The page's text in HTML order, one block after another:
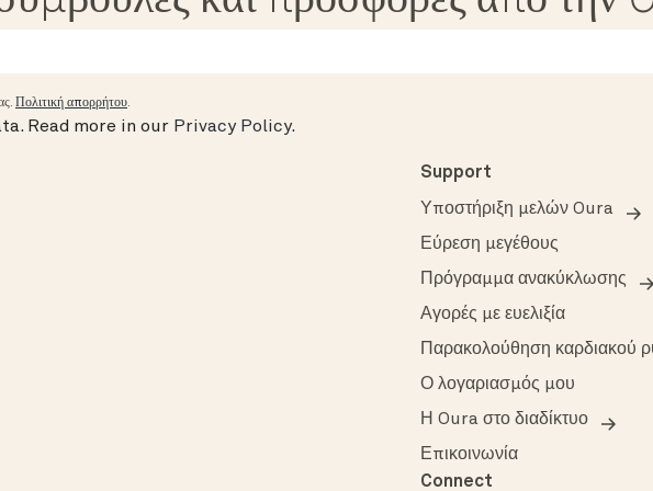
Πολιτική απορρήτου.
Read more in our Privacy Policy.
Support
Υποστήριξη μελών Oura
Εύρεση μεγέθους
Πρόγραμμα ανακύκλωσης
Αγορές με ευελιξία
Παρακολούθηση καρδιακού
Ο λογαριασμός μου
Η Oura στο διαδίκτυο
Επικοινωνία
Connect